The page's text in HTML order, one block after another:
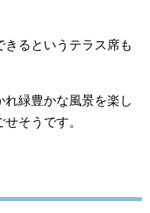
るというテラス席も
緑豊かな風景を楽し
そうです。